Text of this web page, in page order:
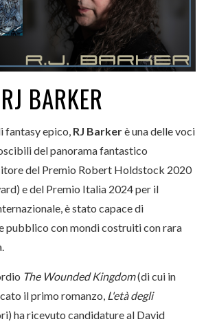
RJ BARKER
fantasy epico, RJ Barkerè una delle voci
del panorama fantastico
del Premio Robert Holdstock 2020
e del Premio Italia 2024 per il
è stato capace di
pubblico con mondi costruiti con rara
The Wounded Kingdom(di cui in
il primo romanzo, L'età degli
ha ricevuto candidature al David